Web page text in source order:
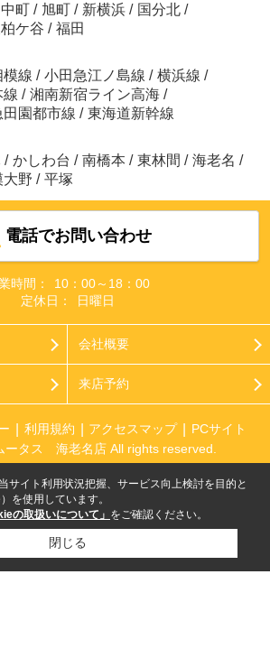
中町 / 旭町 / 新横浜 / 国分北 /
ケ谷 / 福田
模線 / 小田急江ノ島線 / 横浜線 /
線 / 湘南新宿ライン高海 /
田園都市線 / 東海道新幹線
/ かしわ台 / 南橋本 / 東林間 / 海老名 /
大野 / 平塚
電話でお問い合わせ
時間：
10：00～18：00
定休日：
日曜日
会社概要
来店予約
利用規約 アクセスマップ
PCサイト
ータス 海老名店 All rights reserved.
サイト利用状況把握、サービス向上検討を目的と
を使用しています。
の取扱いについて」 をご確認ください。
閉じる